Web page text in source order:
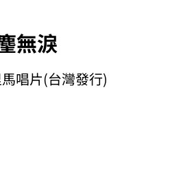
無淚
唱片(台灣發行)